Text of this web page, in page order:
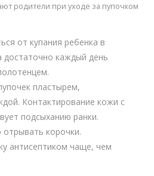
родители при уходе за пупочком
от купания ребенка в
каждый день
пластырем,
Контактирование кожи с
подсыханию ранки.
отрывать корочки.
антисептиком чаще, чем